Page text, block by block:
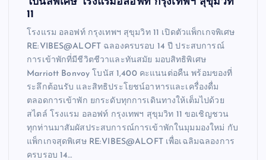
11
โรงแรม อลอฟท์ กรุงเทพฯ สุขุมวิท 11 เปิดตัวแพ็กเกจพิเศษ
RE:VIBES@ALOFT ฉลองครบรอบ 14 ปี ประสบการณ์
การเข้าพักที่มีชีวิตชีวาและทันสมัย มอบสิทธิพิเศษ
Marriott Bonvoy โบนัส 1,400 คะแนนต่อคืน พร้อมของที่
ระลึกต้อนรับ และสิทธิประโยชน์อาหารและเครื่องดื่ม
ตลอดการเข้าพัก ยกระดับทุกการเดินทางให้เต็มไปด้วย
สไตล์ โรงแรม อลอฟท์ กรุงเทพฯ สุขุมวิท 11 ขอเชิญชวน
ทุกท่านมาสัมผัสประสบการณ์การเข้าพักในมุมมองใหม่ กับ
แพ็กเกจสุดพิเศษ RE:VIBES@ALOFT เพื่อเฉลิมฉลองการ
ครบรอบ 14…